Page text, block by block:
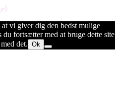
vi giver dig den bedst mulige
fortsætter med at bruge dette site
det. Ok